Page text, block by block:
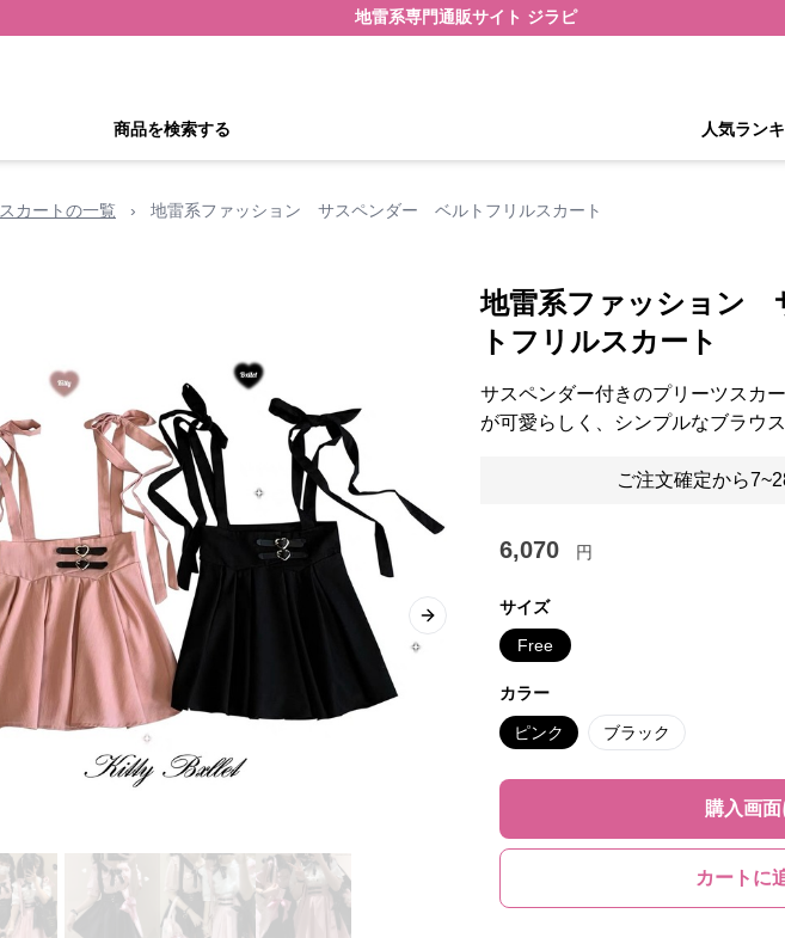
地雷系専門通販サイト ジラピ
商品を検索する 人気ラン
スカートの一覧 › 地雷系ファッション サスペンダー ベルトフリルスカート
Next slide
地雷系ファッション
トフリルスカート
サスペンダー付きのプリーツスカ
が可愛らしく、シンプルなブラウ
ご注文確定から
6,070 円
サイズ
Free
カラー
ピンク ブラック
購入画
カートに